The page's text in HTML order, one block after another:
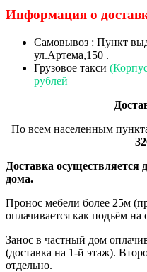
Информация о
Самовывоз : Пункт
ул.Артема,150 .
Грузовое такси
рублей
По всем населенным
Доставка осуществляется
дома.
Пронос мебели более 25м
оплачивается как подъём
Занос в частный дом
(доставка на 1-й этаж).
отдельно.